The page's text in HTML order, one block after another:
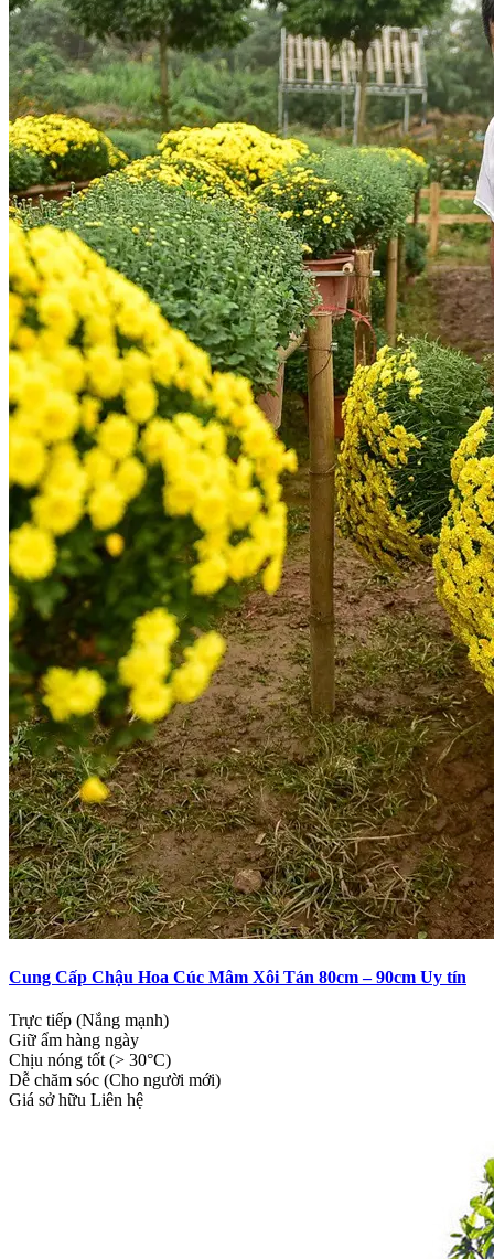
Cung Cấp Chậu Hoa Cúc Mâm Xôi Tán 80cm – 90cm Uy tín
Trực tiếp (Nắng mạnh)
Giữ ẩm hàng ngày
Chịu nóng tốt (> 30°C)
Dễ chăm sóc (Cho người mới)
Giá sở hữu Liên hệ